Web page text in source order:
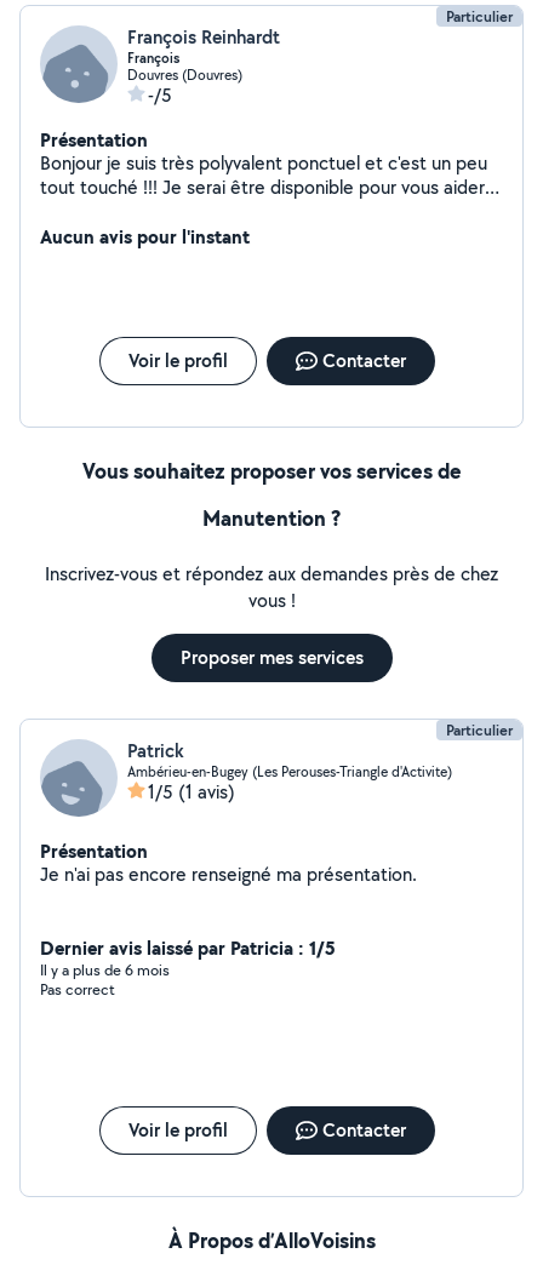
Particulier
François Reinhardt
François
Douvres (Douvres)
-/5
Présentation
Bonjour je suis très polyvalent ponctuel et c'est un peu
tout touché !!! Je serai être disponible pour vous aider
Aucun avis pour l'instant
Voir le profil Contacter
Vous souhaitez proposer vos services de
Manutention ?
Inscrivez-vous et répondez aux demandes près de chez
vous !
Proposer mes services
Particulier
Patrick
Ambérieu-en-Bugey (Les Perouses-Triangle d'Activite)
1/5 (1 avis)
Présentation
Je n'ai pas encore renseigné ma présentation.
Dernier avis laissé par Patricia : 1/5
Il y a plus de 6 mois
Pas correct
Voir le profil Contacter
À Propos d’AlloVoisins